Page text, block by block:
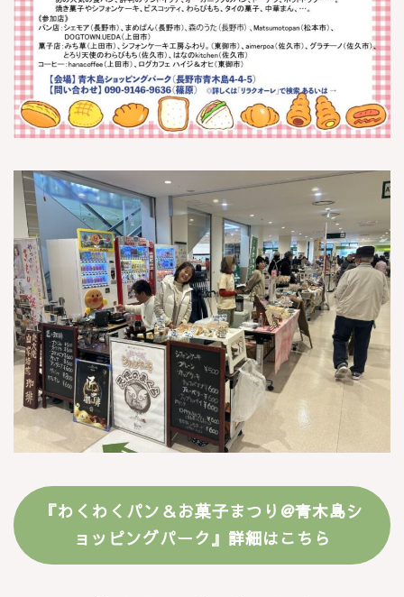
『わくわくパン＆お菓子まつり@青木島シ
ョッピングパーク』詳細はこちら